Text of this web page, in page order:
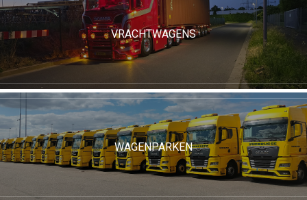
VRACHTWAGENS
WAGENPARKEN